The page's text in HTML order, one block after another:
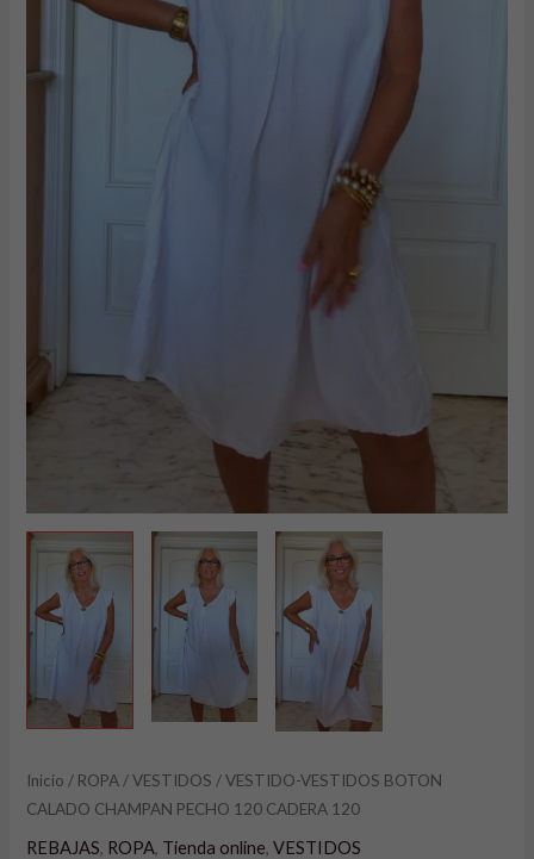
Inicio / ROPA /VESTIDOS / VESTIDO-VESTIDOS BOTON
CALADO CHAMPAN PECHO 120 CADERA 120
REBAJAS, ROPA, Tienda online,VESTIDOS